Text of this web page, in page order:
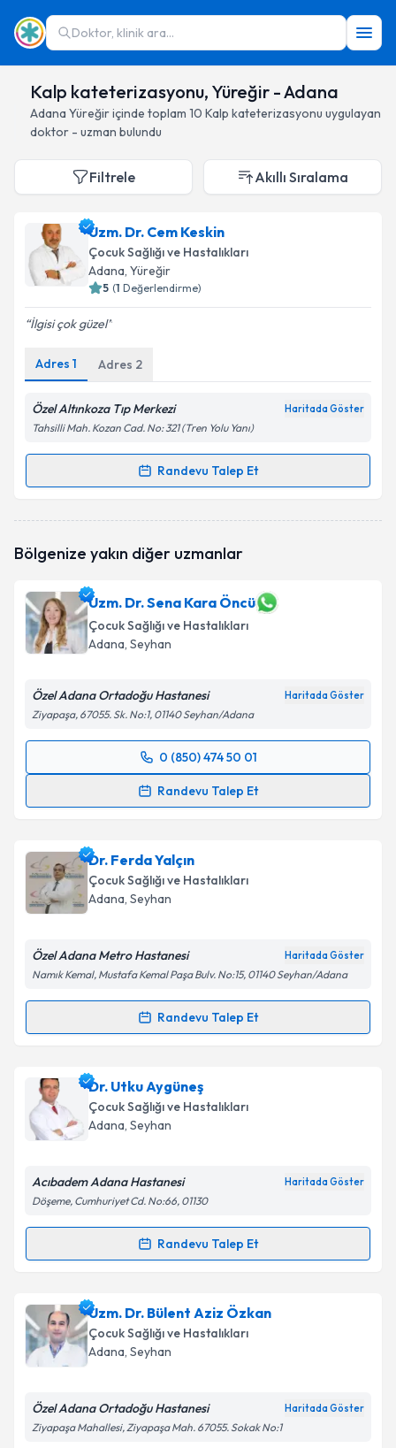
Doktor, klinik ara...
Kalp kateterizasyonu, Yüreğir - Adana
Adana Yüreğiriçinde toplam 10 Kalp kateterizasyonu uygulayan
doktor - uzman bulundu
Filtrele Akıllı Sıralama
Uzm. Dr. Cem Keskin
Çocuk Sağlığı ve Hastalıkları
Adana, Yüreğir
5 (1 Değerlendirme)
İlgisi çok güzel
Adres 1 Adres 2
Özel Altınkoza Tıp Merkezi Haritada Göster
Tahsilli Mah. Kozan Cad. No: 321 (Tren Yolu Yanı)
Randevu Talep Et
Randevu Takvimi Talebi
oluşturun. Size bu uzmandan randevu almanız için bir
E-posta Adresiniz
Kişisel verilerimin işlenmesine ilişkin
Aydınlatma
Metni'ni okudum ve kişisel verilerimin belirtilen
Takvim Talebini Gönder
Bölgenize yakın diğer uzmanlar
Uzm. Dr. Sena Kara Öncü
Çocuk Sağlığı ve Hastalıkları
Adana, Seyhan
Özel Adana Ortadoğu Hastanesi Haritada Göster
Ziyapaşa, 67055. Sk. No:1, 01140 Seyhan/Adana
0 (850) 474 50 01
Randevu Talep Et
Randevu Takvimi Talebi
takvim hazırlandığında e-posta ile bilgilendireceğiz.
E-posta Adresiniz
Kişisel verilerimin işlenmesine ilişkinAydınlatma
Metni'ni okudum ve kişisel verilerimin belirtilen
kapsamda işlenmesini kabul ediyorum.
Dr. Ferda Yalçın
Çocuk Sağlığı ve Hastalıkları
Adana, Seyhan
Özel Adana Metro Hastanesi Haritada Göster
Namık Kemal, Mustafa Kemal Paşa Bulv. No:15, 01140 Seyhan/Adana
Randevu Talep Et
Randevu Takvimi Talebi
Dr. Ferda Yalçıniçin randevu takvimi talebi oluşturun.
Size bu uzmandan randevu almanız için bir takvim
hazırlandığında e-posta ile bilgilendireceğiz.
Kişisel verilerimin işlenmesine ilişkin
Metni'ni okudum ve kişisel verilerimin belirtilen
Takvim Talebini Gönder
Dr. Utku Aygüneş
Çocuk Sağlığı ve Hastalıkları
Adana, Seyhan
Acıbadem Adana Hastanesi Haritada Göster
Döşeme, Cumhuriyet Cd. No:66, 01130
Randevu Talep Et
Randevu Takvimi Talebi
Dr. Utku Aygüneşiçin randevu takvimi talebi
oluşturun. Size bu uzmandan randevu almanız için bir
takvim hazırlandığında e-posta ile bilgilendireceğiz.
Uzm. Dr. Bülent Aziz Özkan
Çocuk Sağlığı ve Hastalıkları
Adana, Seyhan
Özel Adana Ortadoğu Hastanesi Haritada Göster
Ziyapaşa Mahallesi, Ziyapaşa Mah. 67055. Sokak No:1